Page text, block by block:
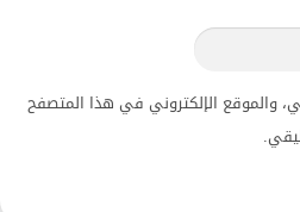
والموقع الإلكتروني في هذا المتصفح